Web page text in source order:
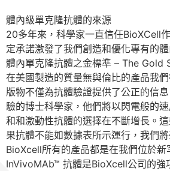
體內級單克隆抗體的來源
20多年來，科學家一直信任BioXCell
定承諾激發了我們創造和優化專有的
體內單克隆抗體之金標準 – The
在美國製造的質量無與倫比的產品我
版物不僅為抗體驗證提供了公正的信
驗的博士科學家，他們將以閃電般的
和和激動性抗體的選擇在不斷增長。
果抗體不能如數據表所示運行，我們
BioXcell所有的產品都是在我們位於
InVivoMAb™ 抗體是BioXcell公司的強